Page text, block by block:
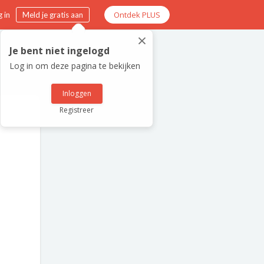
in Meld je gratis aan Ontdek PLUS
×
Je bent niet ingelogd
Log in om deze pagina te bekijken
Inloggen
Registreer